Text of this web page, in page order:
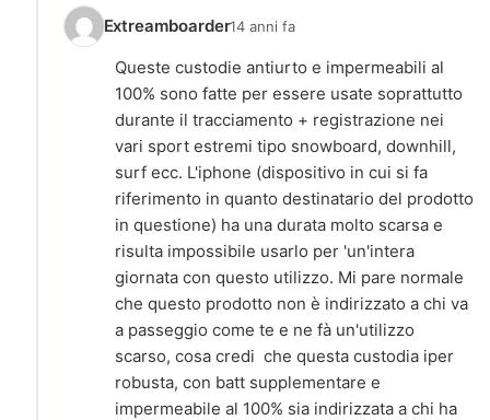
Extreamboarder14 anni fa
Queste custodie antiurto e impermeabili al
100% sono fatte per essere usate soprattutto
durante il tracciamento + registrazione nei
vari sport estremi tipo snowboard, downhill,
surf ecc. L'iphone (dispositivo in cui si fa
riferimento in quanto destinatario del prodotto
in questione) ha una durata molto scarsa e
risulta impossibile usarlo per 'un'intera
giornata con questo utilizzo. Mi pare normale
che questo prodotto non è indirizzato a chi va
a passeggio come te e ne fà un'utilizzo
scarso, cosa credi che questa custodia iper
robusta, con batt supplementare e
impermeabile al 100% sia indirizzata a chi ha